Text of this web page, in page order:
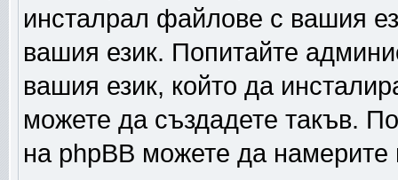
инсталрал файлове с вашия
вашия език. Попитайте
вашия език, който да
можете да създадете такъв.
на phpBB можете да